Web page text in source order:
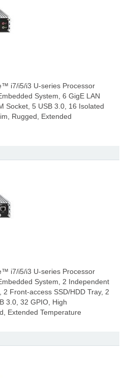
i7/i5/i3 U-series Processor
System, 6 GigE LAN
Socket, 5 USB 3.0, 16 Isolated
Rugged, Extended
i7/i5/i3 U-series Processor
System, 2 Independent
2 Front-access SSD/HDD Tray, 2
3.0, 32 GPIO, High
Extended Temperature